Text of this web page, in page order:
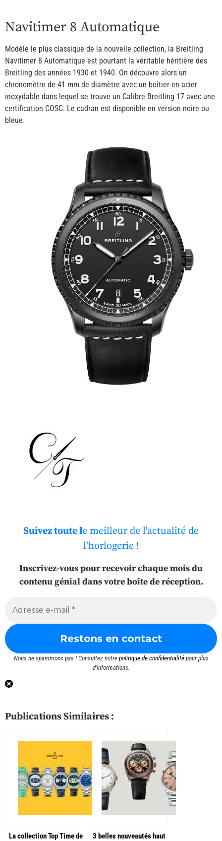
Navitimer 8 Automatique
Modèle le plus classique de la nouvelle collection, la Breitling
Navitimer 8 Automatique est pourtant la véritable héritière des
Breitling des années 1930 et 1940. On découvre alors un
chronomètre de 41 mm de diamètre avec un boîtier en acier
inoxydable dans lequel se trouve un Calibre Breitling 17 avec une
certification COSC. Le cadran est disponible en version noire ou
bleue.
Suivez toute le meilleur de l'actualité de
l'horlogerie !
Inscrivez-vous pour recevoir chaque mois du
contenu génial dans votre boîte de réception.
Nous ne spammons pas ! Consultez notre politique de confidentialitépour plus
d’informations.
Publications Similaires :
La collection Top Time de
3 belles nouveautés haut